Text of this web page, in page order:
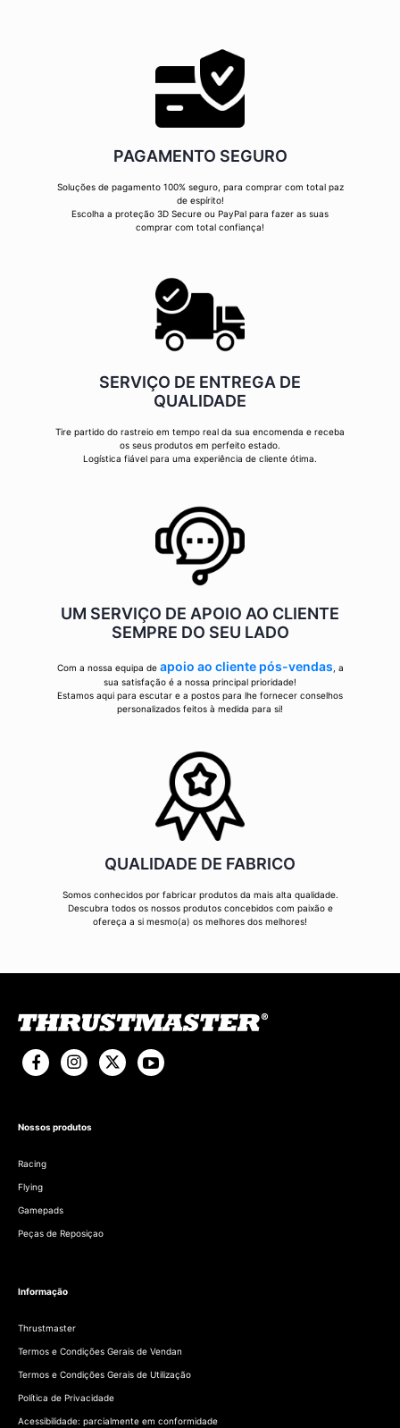
PAGAMENTO SEGURO
Soluções de pagamento 100% seguro, para comprar com total paz
de espírito!
Escolha a proteção 3D Secure ou PayPal para fazer as suas
comprar com total confiança!
SERVIÇO DE ENTREGA DE
QUALIDADE
Tire partido do rastreio em tempo real da sua encomenda e receba
os seus produtos em perfeito estado.
Logística fiável para uma experiência de cliente ótima.
UM SERVIÇO DE APOIO AO CLIENTE
SEMPRE DO SEU LADO
Com a nossa equipa de apoio ao cliente pós-vendas , a
sua satisfação é a nossa principal prioridade!
Estamos aqui para escutar e a postos para lhe fornecer conselhos
personalizados feitos à medida para si!
QUALIDADE DE FABRICO
Somos conhecidos por fabricar produtos da mais alta qualidade.
Descubra todos os nossos produtos concebidos com paixão e
ofereça a si mesmo(a) os melhores dos melhores!
Nossos produtos
Racing
Flying
Gamepads
Peças de Reposiçao
Informação
Thrustmaster
Termos e Condições Gerais de Vendan
Termos e Condições Gerais de Utilização
Política de Privacidade
Acessibilidade: parcialmente em conformidade